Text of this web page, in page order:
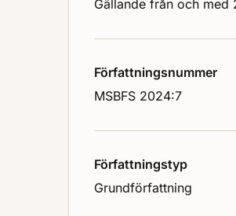
Gällande från och
Författningsnummer
MSBFS 2024:7
Författningstyp
Grundförfattning